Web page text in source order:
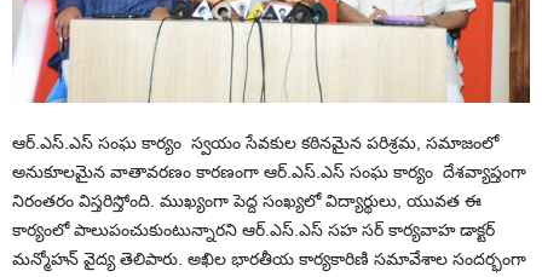
ఆర్‌.ఎస్‌.ఎస్ సంఘ కార్యం స్వయం సేవకుల కఠినమైన పరిశ్రమ, సమాజంలో
అనుకూలమైన వాతావరణం కారణంగా ఆర్‌.ఎస్‌.ఎస్ సంఘ కార్యం దేశవ్యాప్తంగా
నిరంతరం విస్తరిస్తోంది. ముఖ్యంగా పెద్ద సంఖ్యలో విద్యార్థులు, యువత ఈ
కార్యంలో పాలుపంచుకుంటున్నారని ఆర్‌.ఎస్‌.ఎస్ సహ సర్ కార్యవాహ డాక్టర్
మన్మోహన్ వైద్య తెలిపారు. అఖిల భారతీయ కార్యకారిణి సమావేశాల సందర్భంగా